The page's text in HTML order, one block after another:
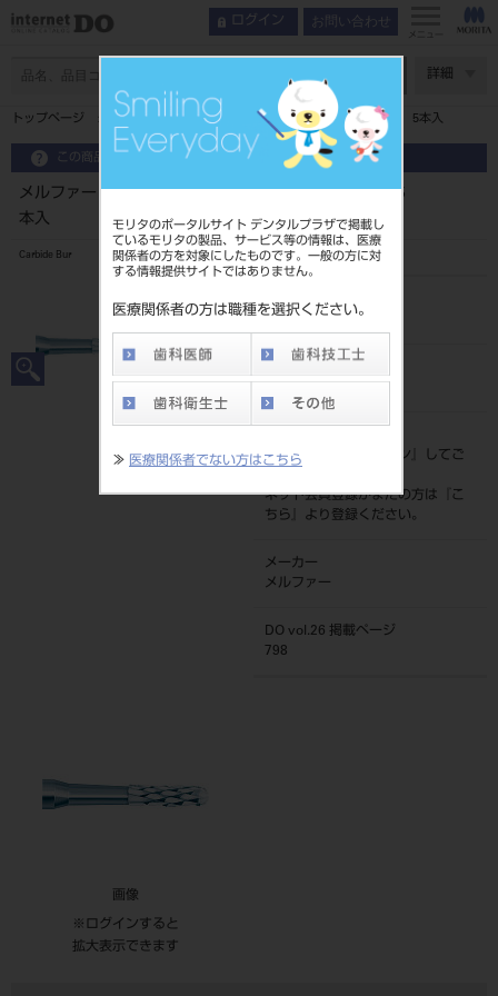
モリタのポータルサイト デンタルプラザで掲載し
ているモリタの製品、サービス等の情報は、医療
関係者の方を対象にしたものです。一般の方に対
する情報提供サイトではありません。
医療関係者の方は職種を選択ください。
≫ 医療関係者でない方はこちら
ログイン お問い合わせ
メニュー
詳細
トップページ メルファー カーバイドバー ダイヤカット 1557X 5本入
この商品に関するお問い合わせ
メルファー カーバイドバー ダイヤカット 1557X 5
本入
Carbide Bur
品目コード
206500360
価格の確認は『
ログイン
』してご
ネット会員登録がまだの方は『
こ
ちら
』より登録ください。
メーカー
メルファー
DO vol.26 掲載ページ
798
画像
※ログインすると
拡大表示できます